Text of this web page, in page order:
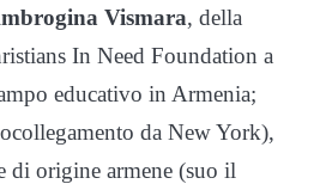
Vismara, della
In Need Foundation a
educativo in Armenia;
da New York),
di origine armene (suo il